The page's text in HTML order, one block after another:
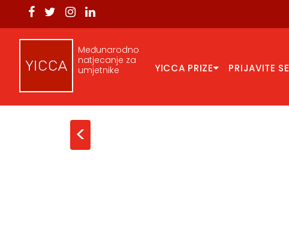
Međunarodno
natjecanje za
umjetnike
YICCA PRIZE PRIJAVITE SE
<